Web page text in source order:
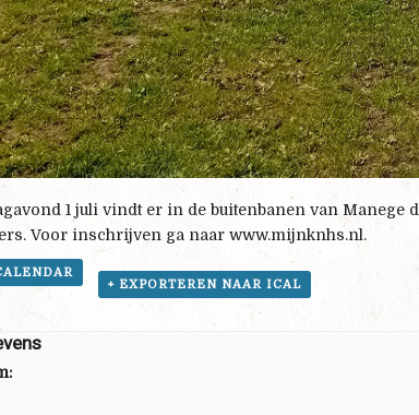
1 juli vindt er in de buitenbanen van Manege
Voor inschrijven ga naar www.mijnknhs.nl.
+ EXPORTEREN NAAR ICAL